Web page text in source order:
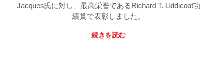
Jacques氏に対し、最高栄誉であるRichard T. Liddicoat功
績賞で表彰しました。
続きを読む